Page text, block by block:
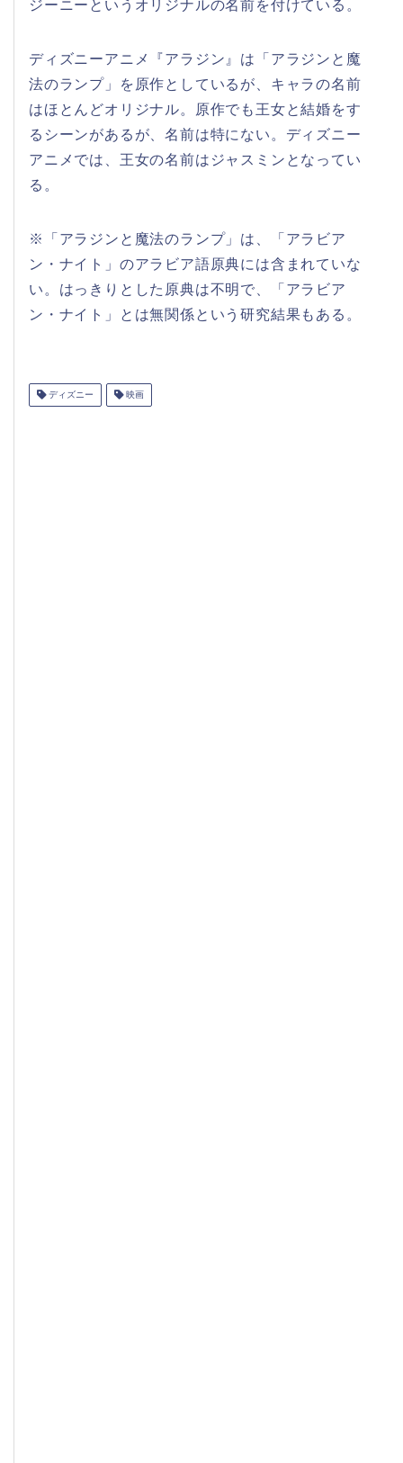
ジーニーというオリジナルの名前を付けている。
ディズニーアニメ『アラジン』は「アラジンと魔
法のランプ」を原作としているが、キャラの名前
はほとんどオリジナル。原作でも王女と結婚をす
るシーンがあるが、名前は特にない。ディズニー
アニメでは、王女の名前はジャスミンとなってい
る。
※「アラジンと魔法のランプ」は、「アラビア
ン・ナイト」のアラビア語原典には含まれていな
い。はっきりとした原典は不明で、「アラビア
ン・ナイト」とは無関係という研究結果もある。
ディズニー 映画